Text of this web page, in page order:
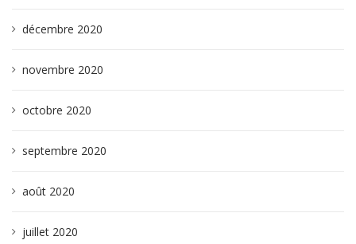
décembre 2020
novembre 2020
octobre 2020
septembre 2020
août 2020
juillet 2020